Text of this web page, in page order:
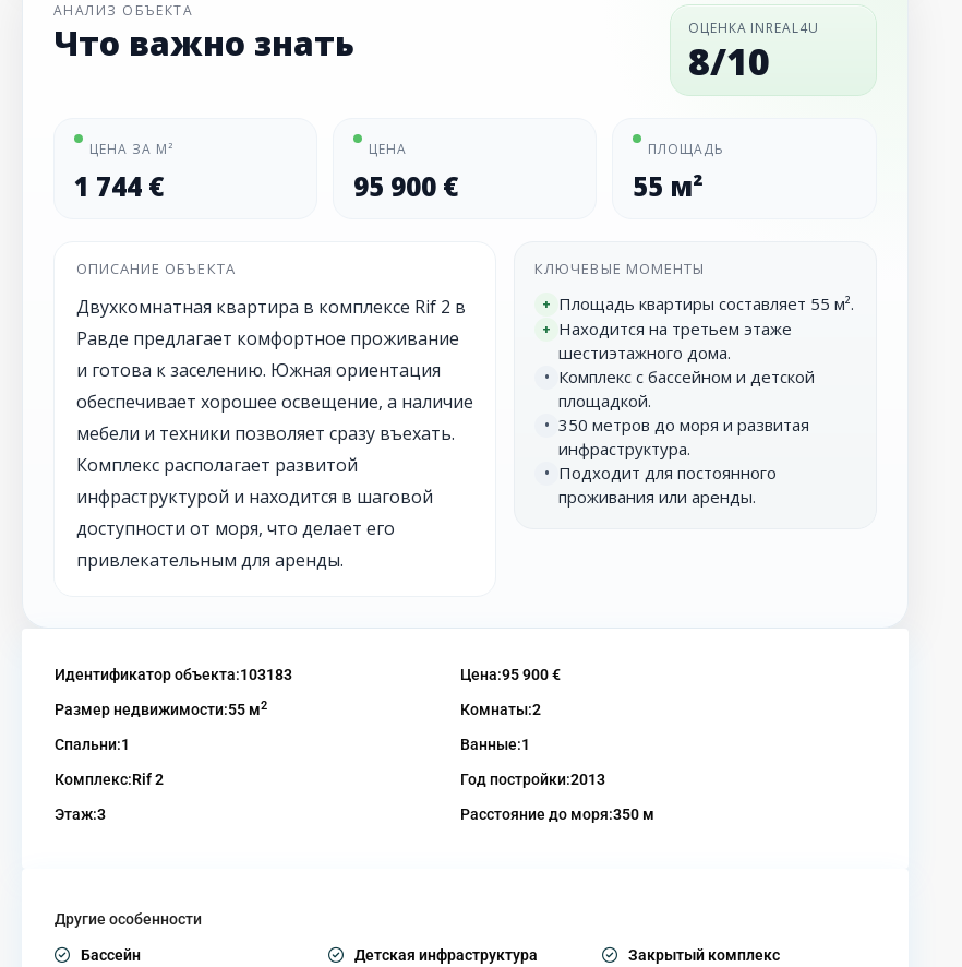
АНАЛИЗ ОБЪЕКТА
Что важно знать ОЦЕНКА INREAL4U
8/10
ЦЕНА ЗА М²
1 744 €
ЦЕНА
95 900 €
ПЛОЩАДЬ
55 м²
ОПИСАНИЕ ОБЪЕКТА
Двухкомнатная квартира в комплексе Rif 2 в
Равде предлагает комфортное проживание
и готова к заселению. Южная ориентация
обеспечивает хорошее освещение, а наличие
мебели и техники позволяет сразу въехать.
Комплекс располагает развитой
инфраструктурой и находится в шаговой
доступности от моря, что делает его
привлекательным для аренды.
КЛЮЧЕВЫЕ МОМЕНТЫ
+ Площадь квартиры составляет 55 м².
+ Находится на третьем этаже
шестиэтажного дома.
• Комплекс с бассейном и детской
площадкой.
• 350 метров до моря и развитая
инфраструктура.
• Подходит для постоянного
проживания или аренды.
Идентификатор объекта:103183 Цена:95 900 €
Размер недвижимости:55 м2 Комнаты:2
Спальни:1 Ванные:1
Комплекс:Rif 2 Год постройки:2013
Этаж:3 Расстояние до моря:350 м
Другие особенности
Бассейн Детская инфраструктура Закрытый комплекс